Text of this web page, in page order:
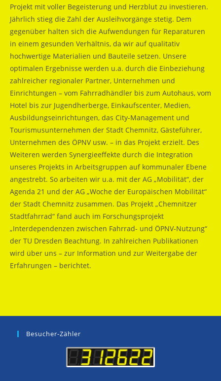
Projekt mit voller Begeisterung und Herzblut zu investieren.
Jährlich stieg die Zahl der Ausleihvorgänge stetig. Dem
gegenüber halten sich die Aufwendungen für Reparaturen
in einem gesunden Verhältnis, da wir auf qualitativ
hochwertige Materialien und Bauteile setzen. Unsere
optimalen Ergebnisse werden u.a. durch die Einbeziehung
zahlreicher regionaler Partner, Unternehmen und
Einrichtungen – vom Fahrradhändler bis zum Autohaus, vom
Hotel bis zur Jugendherberge, Einkaufscenter, Medien,
Ausbildungseinrichtungen, das City-Management und
Tourismusunternehmen der Stadt Chemnitz, Gästeführer,
Unternehmen des ÖPNV usw. – in das Projekt erzielt. Des
Weiteren werden Synergieeffekte durch die Integration
unseres Projekts in Arbeitsgruppen auf kommunaler Ebene
angestrebt. So arbeiten wir u.a. mit der AG „Mobilität“, der
Agenda 21 und der AG „Woche der Europäischen Mobilität“
der Stadt Chemnitz zusammen. Das Projekt „Chemnitzer
Stadtfahrrad“ fand auch im Forschungsprojekt
„Interdependenzen zwischen Fahrrad- und ÖPNV-Nutzung“
der TU Dresden Beachtung. In zahlreichen Publikationen
wird über uns – zur Information und zur Weitergabe der
Erfahrungen – berichtet.
Besucher-Zähler